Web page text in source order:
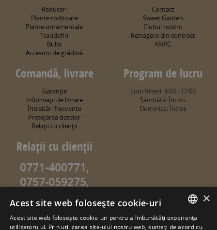
Reduceri
Plante roditoare
Plante ornamentale
Trandafiri
Bulbi
Accesorii de grădină
Contact
Sweet Garden
Clubul nostru
Retragere din contract
ANPC
Comandă, livrare
Garanţie
Informaţii de livrare
Întrebări frecvente
Protejarea datelor
Relaţii cu clienţii
Program de lucru
Luni-Vineri: 8:00 - 17:00
Sâmbătă: Închis
Duminica: Închis
Relaţii cu clienţii
0771-400771,
0757-059275,
0757-059274
info@sweetgarden.ro
ROMANIAN
×
Acest site web folosește cookie-uri
Acest site web folosește cookie-uri pentru a îmbunătăți experiența
utilizatorului. Prin utilizarea site-ului nostru web, sunteți de acord cu